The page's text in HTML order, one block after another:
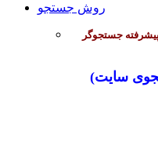
روش جستجو
(جهت استفاده در نوار جستجوی سایت ) میتوانید از طریق ورود یکی از